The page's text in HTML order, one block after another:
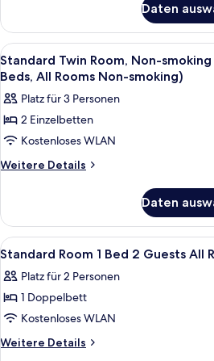
(1
Bed)
anzeigen
Single
Room,
Non-
smoking
Bed)
Daten
Alle
Fotos
für
Standard
Twin
Room,
Non-
Room,
2
Beds,
All
Rooms
Non-
anzeigen
Ein
1
Standard Twin Room, Non-
Beds, All Rooms Non-smoking)
Platz für 3 Personen
2 Einzelbetten
Kostenloses WLAN
Weitere Details
Weitere
Twin
Room,
Non-
(Standard
Room,
Beds,
All
Rooms
Daten
Alle
Fotos
für
Standard
Room
1
Ein
2
Standard Room 1 Bed 2 Guests All
Platz für 2 Personen
1 Doppelbett
Kostenloses WLAN
Weitere Details
Weitere